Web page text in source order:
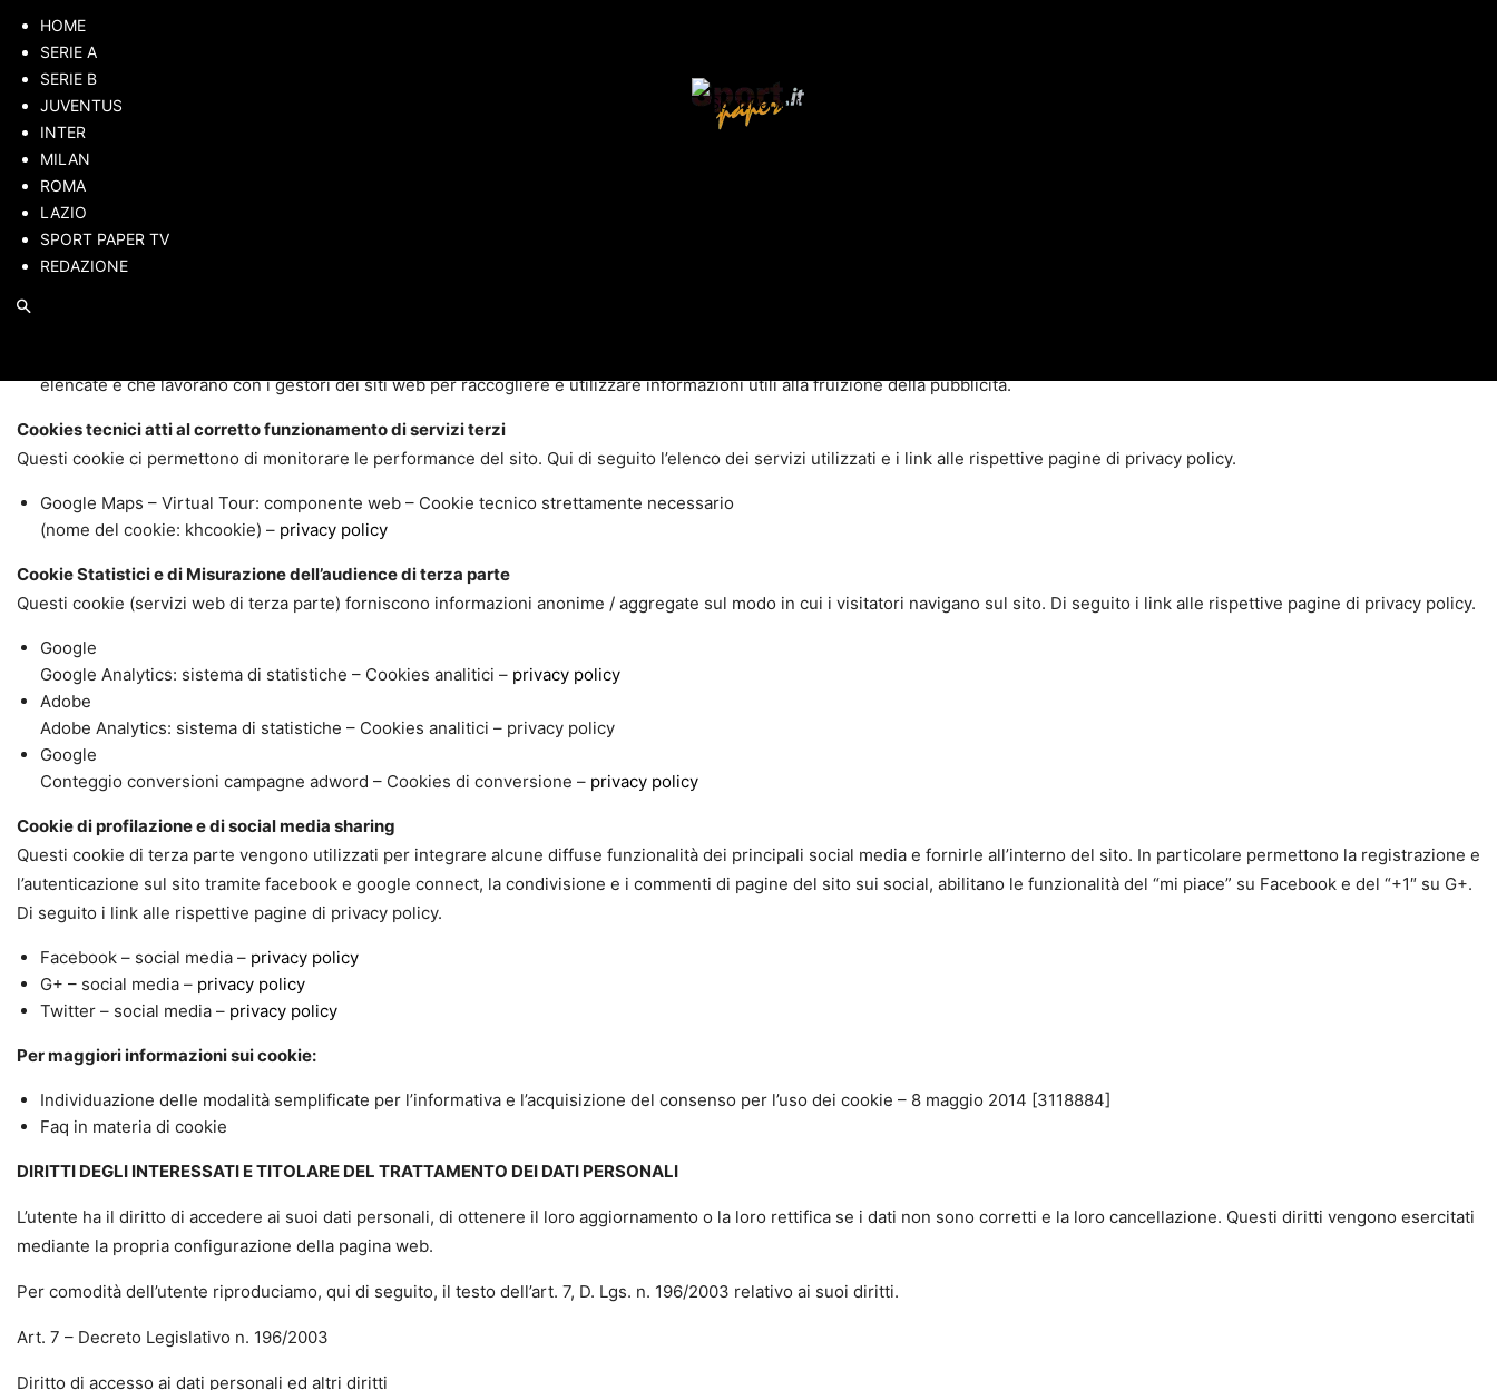
HOME
SERIE A
SERIE B
JUVENTUS
INTER
MILAN
ROMA
LAZIO
SPORT PAPER TV
REDAZIONE
COOKIE TECNICI
Attività strettamente necessarie al funzionamento
Questi cookies hanno natura tecnica e permettono al sito di funzionare correttamente. Ad esempio, mantengono l’utente collegato durante la navigazione evitando che il sito
richieda di collegarsi più volte per accedere alle pagine successive.
Attività di salvataggio delle preferenze
Questi cookie permettono di ricordare le preferenze selezionate dall’utente durante la navigazione, ad esempio, consentono di impostare la lingua.
Attività Statistiche e di Misurazione dell’audience
Questi cookie ci aiutano a capire, attraverso dati raccolti in forma anonima e aggregata, come gli utenti interagiscono con i nostri siti internet fornendoci informazioni relative alle
sezioni visitate, il tempo trascorso sul sito, eventuali malfunzionamenti. Questo ci aiuta a migliorare la resa dei nostri siti internet.
COOKIE DI PROFILAZIONE DI TERZA PARTE
elencate e che lavorano con i gestori dei siti web per raccogliere e utilizzare informazioni utili alla fruizione della pubblicità.
Cookies tecnici atti al corretto funzionamento di servizi terzi
Questi cookie ci permettono di monitorare le performance del sito. Qui di seguito l’elenco dei servizi utilizzati e i link alle rispettive pagine di privacy policy.
Google Maps – Virtual Tour: componente web – Cookie tecnico strettamente necessario
(nome del cookie: khcookie) – privacy policy
Cookie Statistici e di Misurazione dell’audience di terza parte
Questi cookie (servizi web di terza parte) forniscono informazioni anonime / aggregate sul modo in cui i visitatori navigano sul sito. Di seguito i link alle rispettive pagine di privacy policy.
Google
Google Analytics: sistema di statistiche – Cookies analitici – privacy policy
Adobe
Adobe Analytics: sistema di statistiche – Cookies analitici – privacy policy
Google
Conteggio conversioni campagne adword – Cookies di conversione – privacy policy
Cookie di profilazione e di social media sharing
Questi cookie di terza parte vengono utilizzati per integrare alcune diffuse funzionalità dei principali social media e fornirle all’interno del sito. In particolare permettono la registrazione e
l’autenticazione sul sito tramite facebook e google connect, la condivisione e i commenti di pagine del sito sui social, abilitano le funzionalità del “mi piace” su Facebook e del “+1″ su G+.
Di seguito i link alle rispettive pagine di privacy policy.
Facebook – social media – privacy policy
G+ – social media – privacy policy
Twitter – social media – privacy policy
Per maggiori informazioni sui cookie:
Individuazione delle modalità semplificate per l’informativa e l’acquisizione del consenso per l’uso dei cookie – 8 maggio 2014 [3118884]
Faq in materia di cookie
DIRITTI DEGLI INTERESSATI E TITOLARE DEL TRATTAMENTO DEI DATI PERSONALI
L’utente ha il diritto di accedere ai suoi dati personali, di ottenere il loro aggiornamento o la loro rettifica se i dati non sono corretti e la loro cancellazione. Questi diritti vengono esercitati
mediante la propria configurazione della pagina web.
Per comodità dell’utente riproduciamo, qui di seguito, il testo dell’art. 7, D. Lgs. n. 196/2003 relativo ai suoi diritti.
Art. 7 – Decreto Legislativo n. 196/2003
Diritto di accesso ai dati personali ed altri diritti